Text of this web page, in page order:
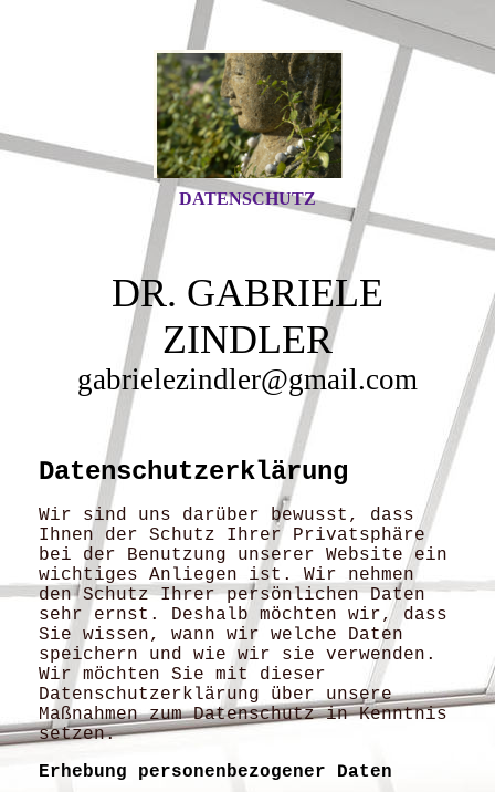
DATENSCHUTZ
DR. GABRIELE
ZINDLER
gabrielezindler@gmail.com
Datenschutz­erklärung
Wir sind uns darüber bewusst, dass
Ihnen der Schutz Ihrer Privatsphäre
bei der Benutzung unserer Website ein
wichtiges Anliegen ist. Wir nehmen
den Schutz Ihrer persönlichen Daten
sehr ernst. Deshalb möchten wir, dass
Sie wissen, wann wir welche Daten
speichern und wie wir sie verwenden.
Wir möchten Sie mit dieser
Datenschutzerklärung über unsere
Maßnahmen zum Datenschutz in Kenntnis
setzen.
Erhebung personenbezogener Daten